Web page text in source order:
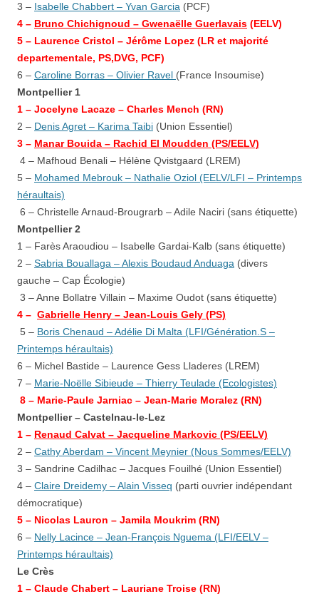
3 – Isabelle Chabbert – Yvan Garcia (PCF)
4 – Bruno Chichignoud – Gwenaëlle Guerlavais (EELV)
5 – Laurence Cristol – Jérôme Lopez (LR et majorité
departementale, PS,DVG, PCF)
6 – Caroline Borras – Olivier Ravel (France Insoumise)
Montpellier 1
1 – Jocelyne Lacaze – Charles Mench (RN)
2 – Denis Agret – Karima Taibi (Union Essentiel)
3 – Manar Bouida – Rachid El Moudden (PS/EELV)
4 – Mafhoud Benali – Hélène Qvistgaard (LREM)
5 – Mohamed Mebrouk – Nathalie Oziol (EELV/LFI – Printemps
héraultais)
6 – Christelle Arnaud-Brougrarb – Adile Naciri (sans étiquette)
Montpellier 2
1 – Farès Araoudiou – Isabelle Gardai-Kalb (sans étiquette)
2 – Sabria Bouallaga – Alexis Boudaud Anduaga (divers
gauche – Cap Écologie)
3 – Anne Bollatre Villain – Maxime Oudot (sans étiquette)
4 – Gabrielle Henry – Jean-Louis Gely (PS)
5 – Boris Chenaud – Adélie Di Malta (LFI/Génération.S –
Printemps héraultais)
6 – Michel Bastide – Laurence Gess Lladeres (LREM)
7 – Marie-Noëlle Sibieude – Thierry Teulade (Ecologistes)
8 – Marie-Paule Jarniac – Jean-Marie Moralez (RN)
Montpellier – Castelnau-le-Lez
1 – Renaud Calvat – Jacqueline Markovic (PS/EELV)
2 – Cathy Aberdam – Vincent Meynier (Nous Sommes/EELV)
3 – Sandrine Cadilhac – Jacques Fouilhé (Union Essentiel)
4 – Claire Dreidemy – Alain Visseq (parti ouvrier indépendant
démocratique)
5 – Nicolas Lauron – Jamila Moukrim (RN)
6 – Nelly Lacince – Jean-François Nguema (LFI/EELV –
Printemps héraultais)
Le Crès
1 – Claude Chabert – Lauriane Troise (RN)